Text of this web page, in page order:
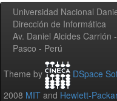
Universidad Nacional
Dirección de Informática
Av. Daniel Alcides Carrión
Pasco - Perú
Theme by DSpace
2008 MIT and Hewlett-